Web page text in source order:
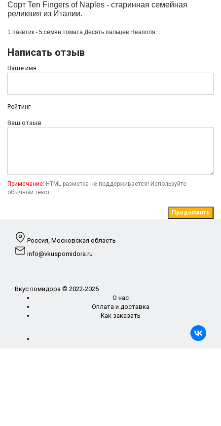
Сорт Ten Fingers of Naples - старинная семейная
реликвия из Италии.
1 пакетик - 5 семян томата Десять пальцев Неаполя.
Написать отзыв
Ваше имя
Рейтинг
Ваш отзыв
Примечание: HTML разметка не поддерживается! Используйте
обычный текст.
Продолжить
Россия, Московская область
info@vkuspomidora.ru
Вкус помидора © 2022-2025
О нас
Оплата и доставка
Как заказать